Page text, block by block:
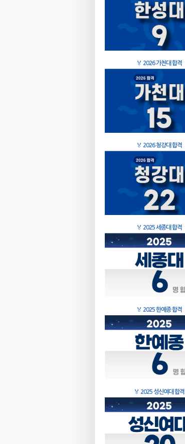
🏅 2026 가천대 합격
🏅 2026 청강대 합격
🏅 2025 세종대 합격
🏅 2025 한예종 합격
🏅 2025 성신여대 합격